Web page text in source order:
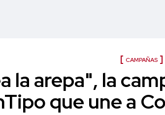
CAMPAÑAS
la arepa", la
que une a